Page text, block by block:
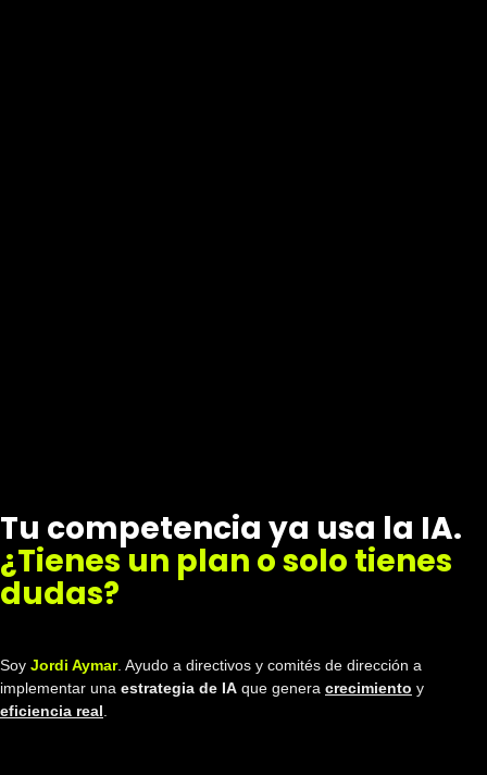
Tu competencia ya usa la IA.
¿Tienes un plan o solo tienes
dudas?
Soy Jordi Aymar. Ayudo a directivos y comités de dirección a
implementar una estrategia de IA que genera crecimiento y
eficiencia real.